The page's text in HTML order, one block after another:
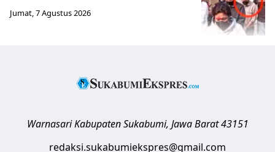
Jumat, 7 Agustus 2026
Warnasari Kabupaten Sukabumi, Jawa Barat 43151
redaksi.sukabumiekspres@gmail.com